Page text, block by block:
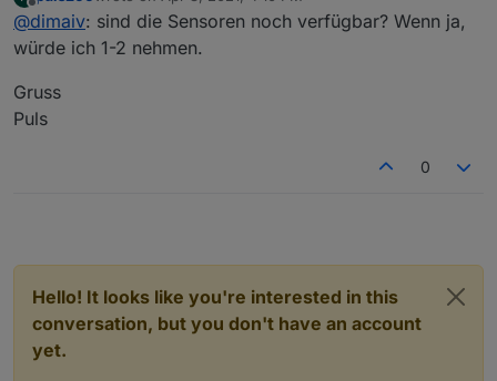
Offline last edited by
@dimaiv: sind die Sensoren noch verfügbar? Wenn ja,
würde ich 1-2 nehmen.
Gruss
Puls
0
Hello! It looks like you're interested in this
conversation, but you don't have an account
yet.